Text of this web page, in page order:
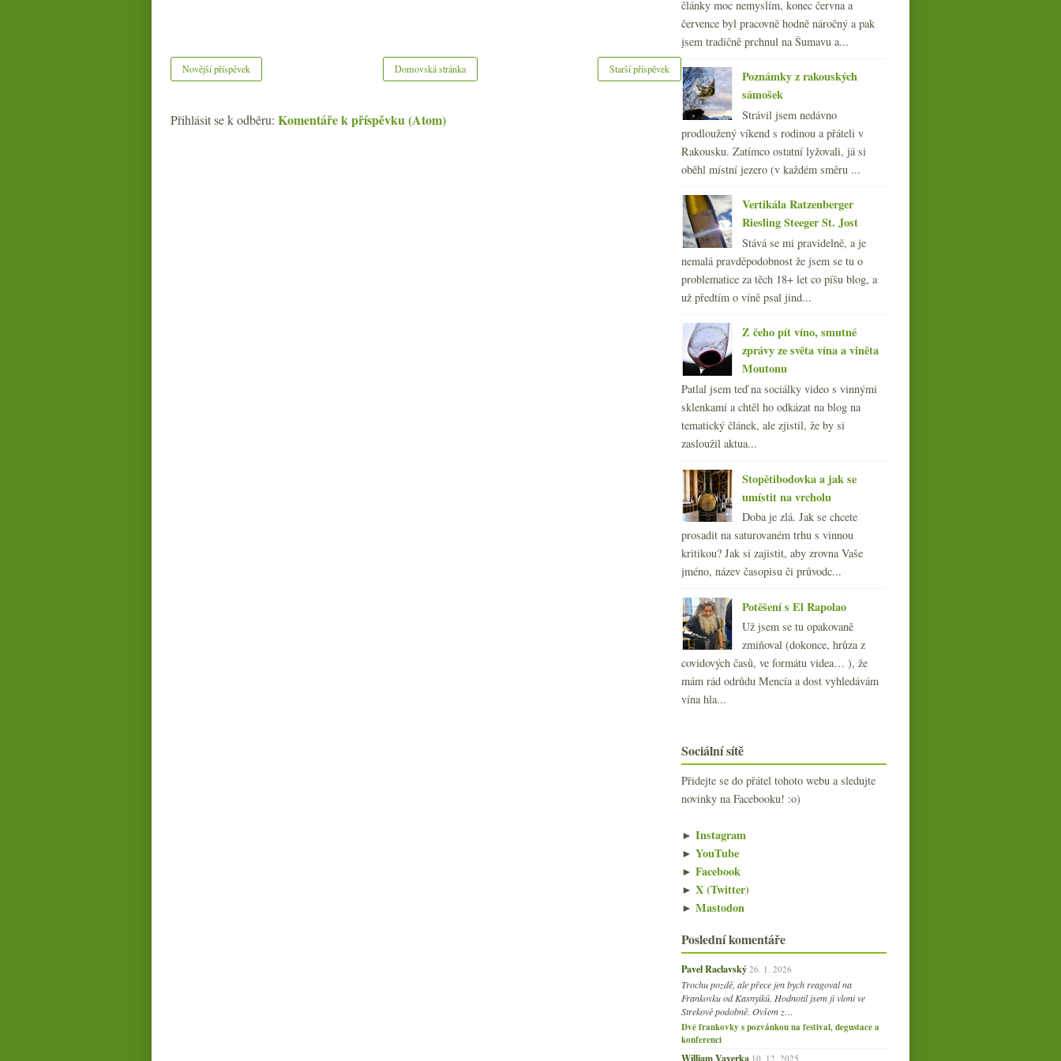
Novější příspěvek Starší příspěvek
Domovská stránka
Přihlásit se k odběru: Komentáře k příspěvku (Atom)
články moc nemyslím, konec června a
července byl pracovně hodně náročný a pak
jsem tradičně prchnul na Šumavu a...
Poznámky z rakouských
sámošek
Strávil jsem nedávno
prodloužený víkend s rodinou a přáteli v
Rakousku. Zatímco ostatní lyžovali, já si
oběhl místní jezero (v každém směru ...
Vertikála Ratzenberger
Riesling Steeger St. Jost
Stává se mi pravidelně, a je
nemalá pravděpodobnost že jsem se tu o
problematice za těch 18+ let co píšu blog, a
už předtím o víně psal jind...
Z čeho pít víno, smutné
zprávy ze světa vína a viněta
Moutonu
Patlal jsem teď na sociálky video s vinnými
sklenkami a chtěl ho odkázat na blog na
tematický článek, ale zjistil, že by si
zasloužil aktua...
Stopětibodovka a jak se
umístit na vrcholu
Doba je zlá. Jak se chcete
prosadit na saturovaném trhu s vinnou
kritikou? Jak si zajistit, aby zrovna Vaše
jméno, název časopisu či průvodc...
Potěšení s El Rapolao
Už jsem se tu opakovaně
zmiňoval (dokonce, hrůza z
covidových časů, ve formátu videa… ), že
mám rád odrůdu Mencía a dost vyhledávám
vína hla...
Sociální sítě
Přidejte se do přátel tohoto webu a sledujte
novinky na Facebooku! :o)
► Instagram
► YouTube
► Facebook
► X (Twitter)
► Mastodon
Poslední komentáře
Pavel Raclavský 26. 1. 2026
Trochu pozdě, ale přece jen bych reagoval na
Frankovku od Kasnyiků. Hodnotil jsem ji vloni ve
Strekově podobně. Ovšem z…
Dvě frankovky s pozvánkou na festival, degustace a
konferenci
William Vaverka 10. 12. 2025